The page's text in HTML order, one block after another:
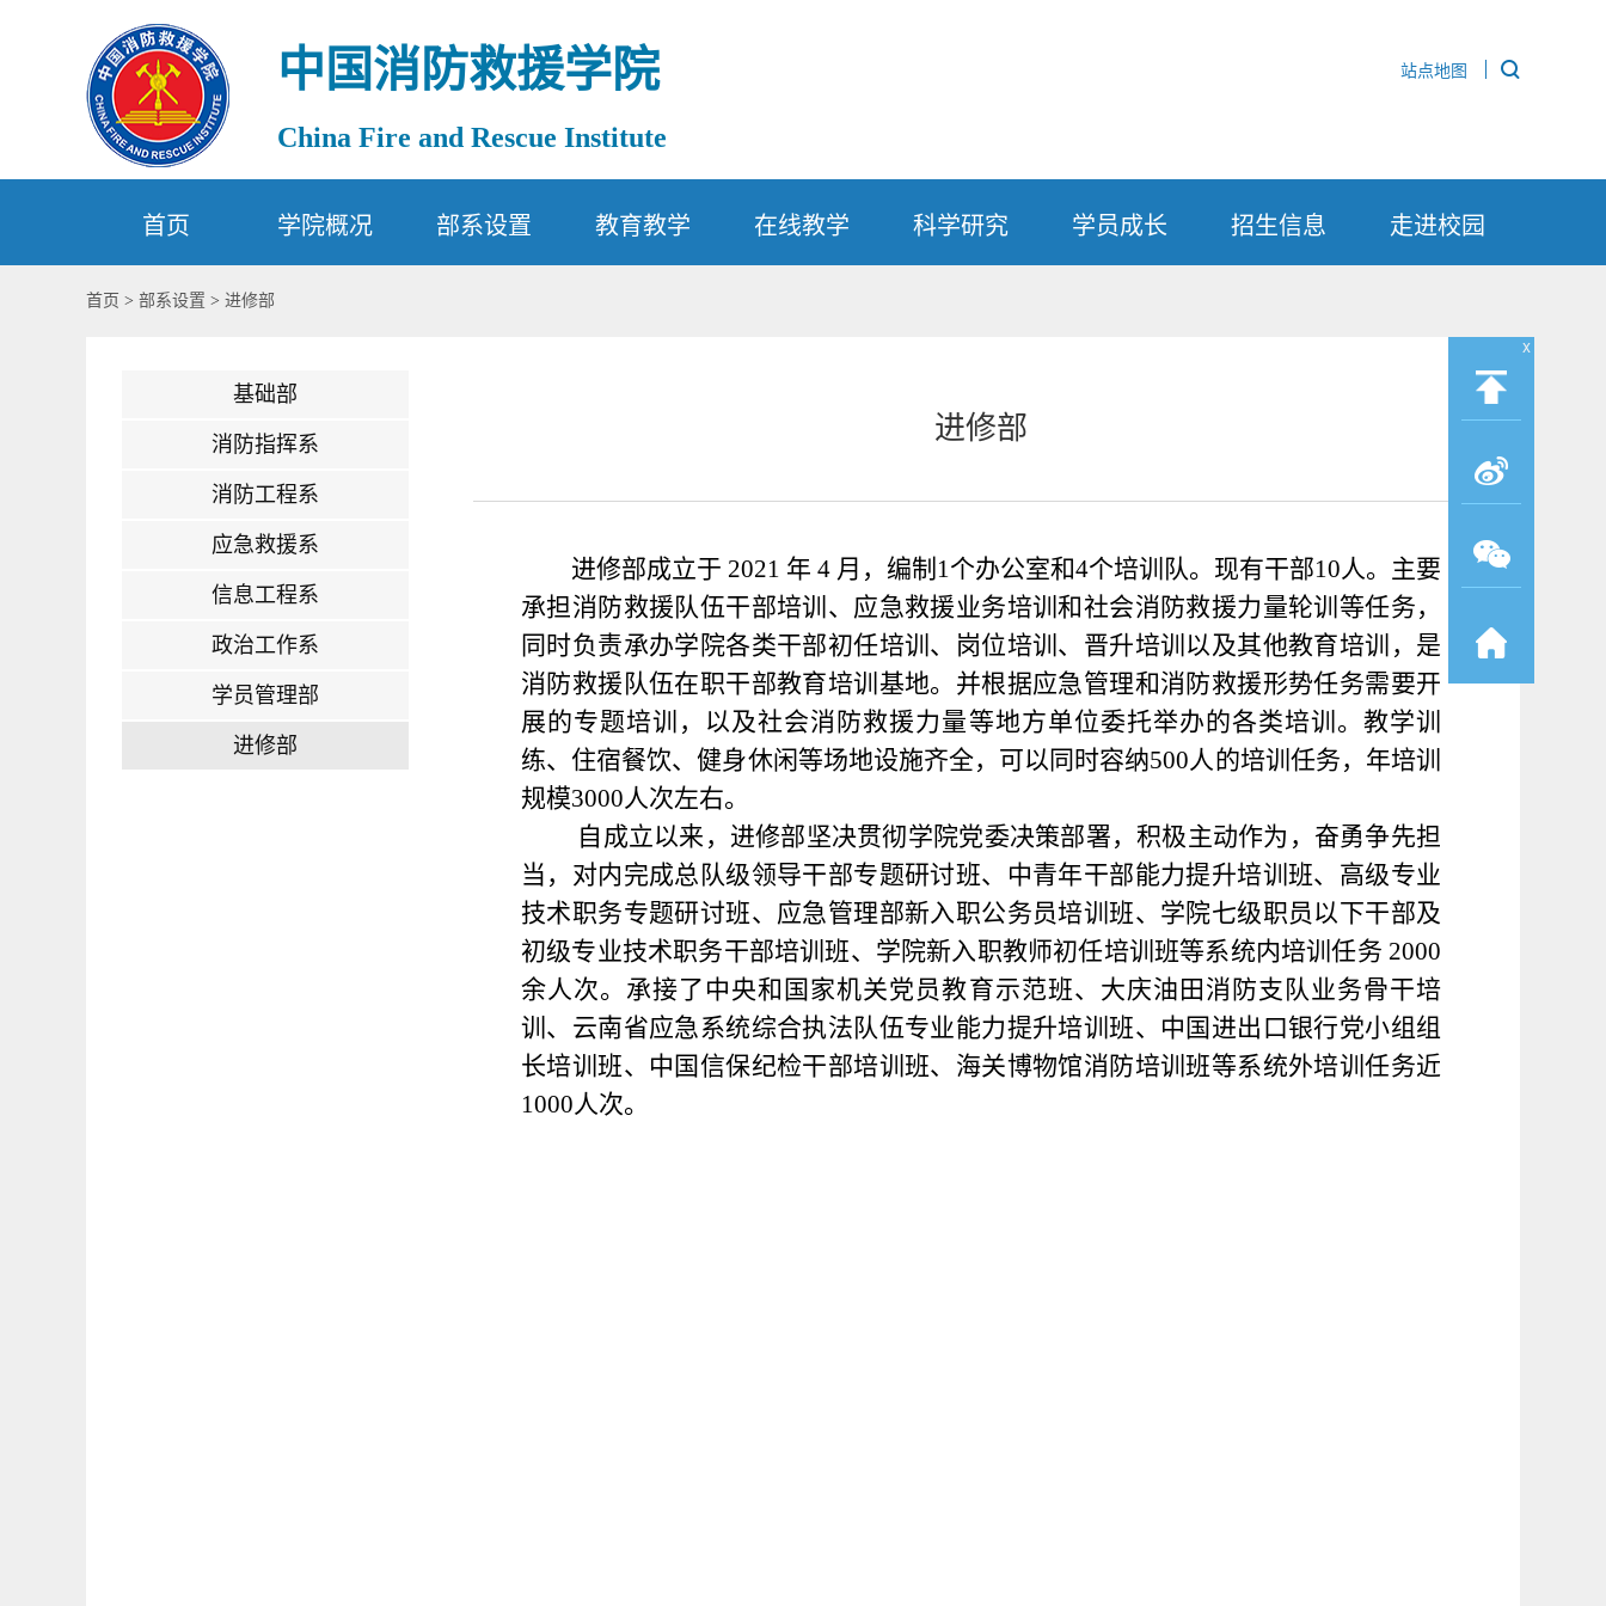
x
中国消防救援学院
China Fire and Rescue Institute
站点地图
首页 学院概况 部系设置 教育教学 在线教学 科学研究 学员成长 招生信息 走进校园
首页 > 部系设置 > 进修部
基础部
消防指挥系
消防工程系
应急救援系
信息工程系
政治工作系
学员管理部
进修部
进修部
进修部成立于 2021 年 4 月，编制1个办公室和4个培训队。现有干部10人。主要
承担消防救援队伍干部培训、应急救援业务培训和社会消防救援力量轮训等任务，
同时负责承办学院各类干部初任培训、岗位培训、晋升培训以及其他教育培训，是
消防救援队伍在职干部教育培训基地。并根据应急管理和消防救援形势任务需要开
展的专题培训，以及社会消防救援力量等地方单位委托举办的各类培训。教学训
练、住宿餐饮、健身休闲等场地设施齐全，可以同时容纳500人的培训任务，年培训
规模3000人次左右。
自成立以来，进修部坚决贯彻学院党委决策部署，积极主动作为，奋勇争先担
当，对内完成总队级领导干部专题研讨班、中青年干部能力提升培训班、高级专业
技术职务专题研讨班、应急管理部新入职公务员培训班、学院七级职员以下干部及
初级专业技术职务干部培训班、学院新入职教师初任培训班等系统内培训任务 2000
余人次。承接了中央和国家机关党员教育示范班、大庆油田消防支队业务骨干培
训、云南省应急系统综合执法队伍专业能力提升培训班、中国进出口银行党小组组
长培训班、中国信保纪检干部培训班、海关博物馆消防培训班等系统外培训任务近
1000人次。